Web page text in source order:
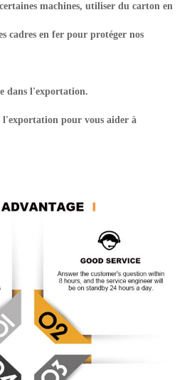
machines, utiliser du carton en
cadres en fer pour protéger nos
dans l'exportation.
l'exportation pour vous aider à